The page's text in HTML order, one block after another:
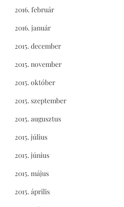
2016. február
2016. január
2015. december
2015. november
2015. október
2015. szeptember
2015. augusztus
2015. július
2015. június
2015. május
2015. április